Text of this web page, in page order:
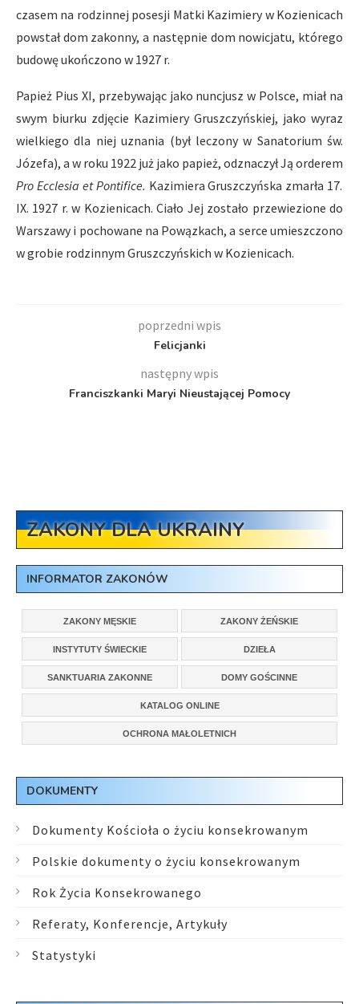
czasem na rodzinnej posesji Matki Kazimiery w Kozienicach
powstał dom zakonny, a następnie dom nowicjatu, którego
budowę ukończono w 1927 r.
Papież Pius XI, przebywając jako nuncjusz w Polsce, miał na
swym biurku zdjęcie Kazimiery Gruszczyńskiej, jako wyraz
wielkiego dla niej uznania (był leczony w Sanatorium św.
Józefa), a w roku 1922 już jako papież, odznaczył Ją orderem
Pro Ecclesia et Pontifice. Kazimiera Gruszczyńska zmarła 17.
IX. 1927 r. w Kozienicach. Ciało Jej zostało przewiezione do
Warszawy i pochowane na Powązkach, a serce umieszczono
w grobie rodzinnym Gruszczyńskich w Kozienicach.
poprzedni wpis
Felicjanki
następny wpis
Franciszkanki Maryi Nieustającej Pomocy
ZAKONY DLA UKRAINY
INFORMATOR ZAKONÓW
ZAKONY MĘSKIE ZAKONY ŻEŃSKIE
INSTYTUTY ŚWIECKIE DZIEŁA
SANKTUARIA ZAKONNE DOMY GOŚCINNE
KATALOG ONLINE
OCHRONA MAŁOLETNICH
DOKUMENTY
Dokumenty Kościoła o życiu konsekrowanym
Polskie dokumenty o życiu konsekrowanym
Rok Życia Konsekrowanego
Referaty, Konferencje, Artykuły
Statystyki